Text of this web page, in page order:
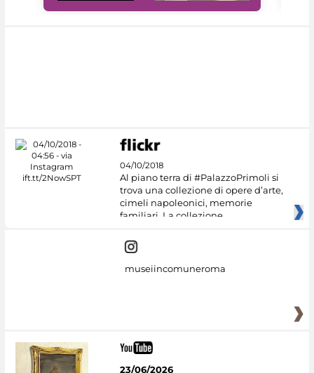
04/10/2018
Al piano terra di #PalazzoPrimoli si
trova una collezione di opere d’arte,
cimeli napoleonici, memorie
familiari. La collezione
museiincomuneroma
23/06/2026